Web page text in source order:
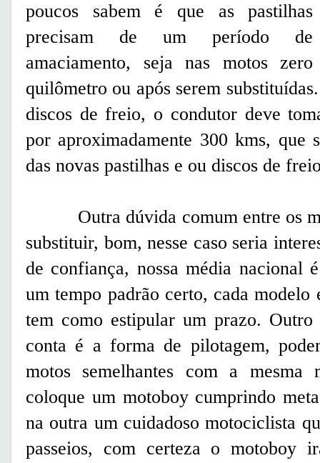
poucos sabem é que as pastilhas
precisam de um período de
amaciamento, seja nas motos zero
quilômetro ou após serem
discos de freio, o condutor deve
por aproximadamente 300 kms, que
das novas pastilhas e ou discos de
Outra dúvida comum entre os
substituir, bom, nesse caso seria
de confiança, nossa média nacional
um tempo padrão certo, cada modelo
tem como estipular um prazo.
conta é a forma de pilotagem,
motos semelhantes com a
coloque um motoboy cumprindo
na outra um cuidadoso motociclista
passeios, com certeza o motoboy